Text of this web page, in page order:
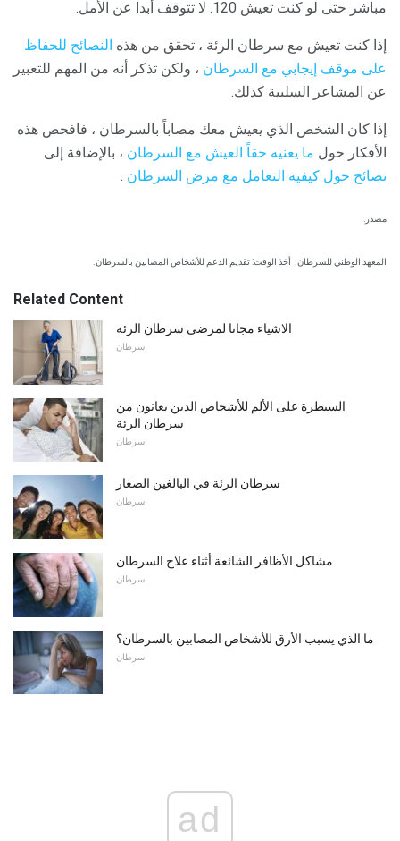
مباشر حتى لو كنت تعيش 120. لا تتوقف أبدا عن الأمل.
إذا كنت تعيش مع سرطان الرئة ، تحقق من هذه النصائح للحفاظ
على موقف إيجابي مع السرطان ، ولكن تذكر أنه من المهم للتعبير
عن المشاعر السلبية كذلك.
إذا كان الشخص الذي يعيش معك مصاباً بالسرطان ، فافحص هذه
الأفكار حول ما يعنيه حقاً العيش مع السرطان ، بالإضافة إلى
نصائح حول كيفية التعامل مع مرض السرطان .
مصدر:
المعهد الوطني للسرطان. أخذ الوقت: تقديم الدعم للأشخاص المصابين بالسرطان.
Related Content
الاشياء مجانا لمرضى سرطان الرئة
سرطان
السيطرة على الألم للأشخاص الذين يعانون من
سرطان الرئة
سرطان
سرطان الرئة في البالغين الصغار
سرطان
مشاكل الأظافر الشائعة أثناء علاج السرطان
سرطان
ما الذي يسبب الأرق للأشخاص المصابين بالسرطان؟
سرطان
ad